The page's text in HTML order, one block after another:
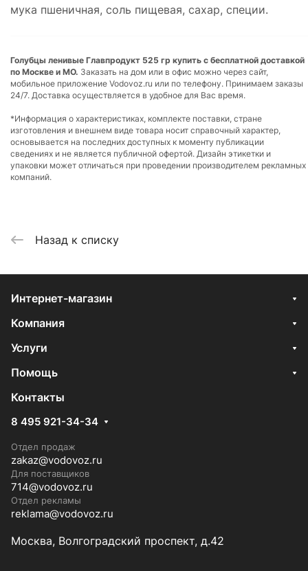
мука пшеничная, соль пищевая, сахар, специи.
Голубцы ленивые Главпродукт 525 гр купить с бесплатной доставкой
по Москве и МО. Заказать на дом или в офис можно через сайт,
мобильное приложение Vodovoz.ru или по телефону. Принимаем заказы
24/7. Доставка осуществляется в удобное для Вас время.
*Информация о характеристиках, комплекте поставки, стране
изготовления и внешнем виде товара носит справочный характер,
основывается на последних доступных к моменту публикации
сведениях и не является публичной офертой. Дизайн этикетки и
упаковки может отличаться при проведении производителем рекламных
компаний.
Назад к списку
Интернет-магазин
Компания
Услуги
Помощь
Контакты
8 495 921-34-34
Отдел продаж
zakaz@vodovoz.ru
Для поставщиков
714@vodovoz.ru
Отдел рекламы
reklama@vodovoz.ru
Москва, Волгоградский проспект, д.42